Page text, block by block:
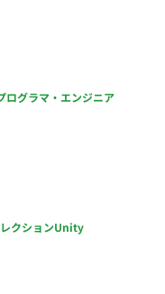
ログラマ・エンジニア
クションUnity